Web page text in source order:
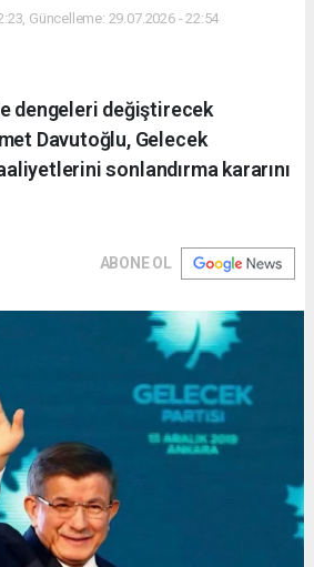
Güncelleme: 29.07.2026 - 22:54
dengeleri değiştirecek
Davutoğlu, Gelecek
sonlandırma kararını
ABONE OL